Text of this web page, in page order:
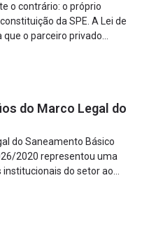
o contrário: o próprio
da SPE. A Lei de
que o parceiro privado
“fraude à licitação” é
do Marco Legal do
do Saneamento Básico
2020 representou uma
do setor ao
da iniciativa privada,